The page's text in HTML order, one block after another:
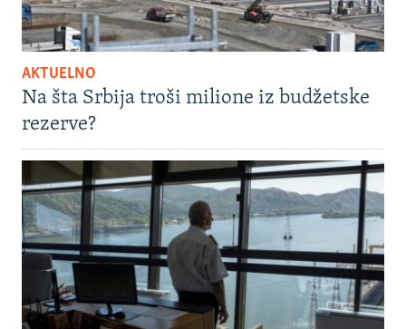
AKTUELNO
Na šta Srbija troši milione iz budžetske
rezerve?